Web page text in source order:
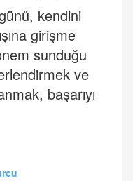
kendini
girişme
sunduğu
ve
başarıyı